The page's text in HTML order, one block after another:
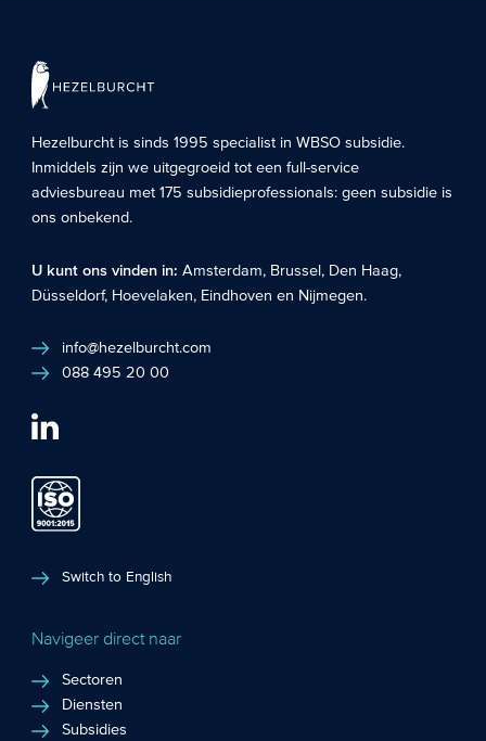
Hezelburcht is sinds 1995 specialist inWBSO subsidie.
Inmiddels zijn we uitgegroeid tot een full-service
adviesbureau met 175 subsidieprofessionals: geen subsidie is
ons onbekend.
U kunt ons vinden in:Amsterdam, Brussel , Den Haag,
Düsseldorf, Hoevelaken, Eindhoven en Nijmegen.
info@hezelburcht.com
088 495 20 00
Switch to English
Navigeer direct naar
Sectoren
Diensten
Subsidies